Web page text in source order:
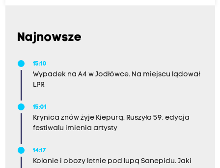
Najnowsze
15:10
Wypadek na A4 w Jodłówce. Na miejscu lądował
LPR
15:01
Krynica znów żyje Kiepurą. Ruszyła 59. edycja
festiwalu imienia artysty
14:17
Kolonie i obozy letnie pod lupą Sanepidu. Jaki